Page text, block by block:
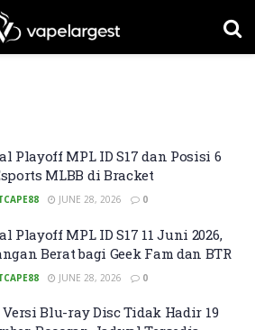
Playoff MPL ID S17 dan Posisi 6
MLBB di Bracket
JUNE 28, 2026 0
Playoff MPL ID S17 11 Juni 2026,
Berat bagi Geek Fam dan BTR
JUNE 28, 2026 0
Versi Blu-ray Disc Tidak Hadir 19